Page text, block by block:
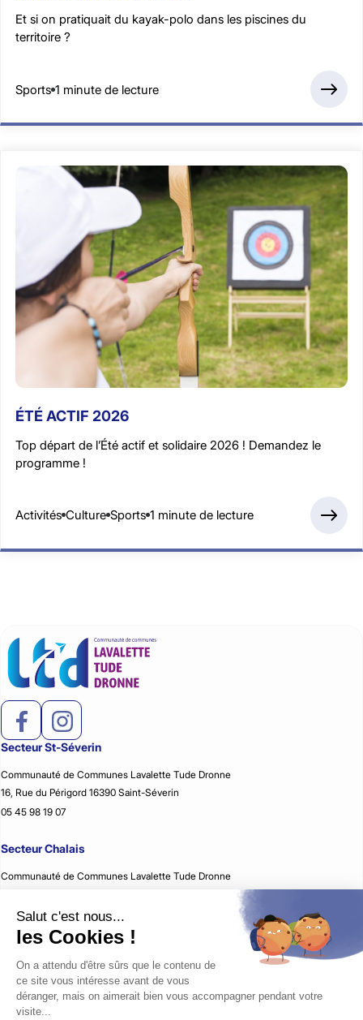
Et si on pratiquait du kayak-polo dans les piscines du
territoire ?
Sports 1 minute de lecture
ÉTÉ ACTIF 2026
Top départ de l’Été actif et solidaire 2026 ! Demandez le
programme !
Activités Culture Sports 1 minute de lecture
Secteur St-Séverin
Communauté de Communes Lavalette Tude Dronne
16, Rue du Périgord 16390 Saint-Séverin
05 45 98 19 07
Secteur Chalais
Communauté de Communes Lavalette Tude Dronne
05 45 98 59 51
Communauté de Communes Lavalette Tude Dronne
35, Avenue d’Aquitaine 16190 Montmoreau
05 45 24 08 79